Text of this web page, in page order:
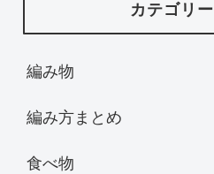
カテゴリー
編み物
編み方まとめ
食べ物